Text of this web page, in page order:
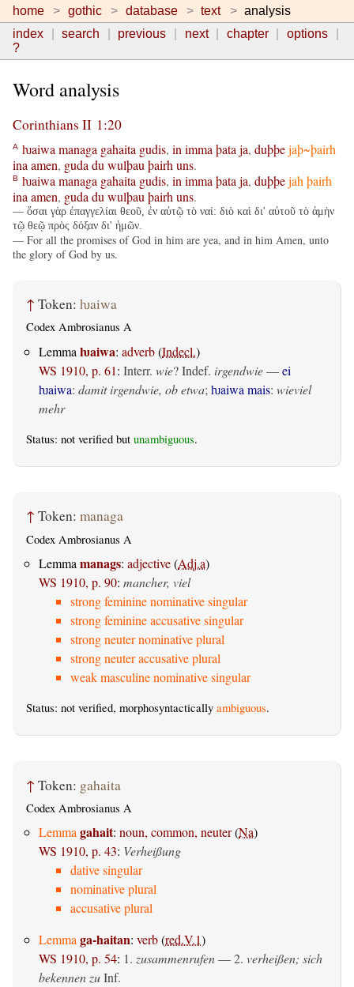
home gothic database text
analysis
index
search previous next chapter
options
?
Word analysis
Corinthians II 1:20
A ƕaiwa managa gahaita gudis, in imma þata ja, duþþejaþ~þairh
ina amen, guda du wulþau þairh uns.
B ƕaiwa managa gahaita gudis, in imma þata ja, duþþejah þairh
ina amen, guda du wulþau þairh uns.
— ὅσαι γὰρ ἐπαγγελίαι θεοῦ, ἐν αὐτῷ τὸ ναί: διὸ καὶ δι' αὐτοῦ τὸ ἀμὴν
τῷ θεῷ πρὸς δόξαν δι' ἡμῶν.
— For all the promises of God in him are yea, and in him Amen, unto
the glory of God by us.
↑ Token: ƕaiwa
Codex Ambrosianus A
Lemma ƕaiwa: adverb(Indecl.)
WS 1910, p. 61: Interr. wie? Indef. irgendwie—ei
ƕaiwa: damit irgendwie, ob etwa; ƕaiwa mais: wieviel
mehr
Status: not verified but unambiguous.
↑ Token: managa
Codex Ambrosianus A
Lemma manags: adjective(Adj.a)
WS 1910, p. 90: mancher, viel
strong feminine nominative singular
strong feminine accusative singular
strong neuter nominative plural
strong neuter accusative plural
weak masculine nominative singular
Status: not verified, morphosyntactically ambiguous.
↑ Token: gahaita
Codex Ambrosianus A
Lemmagahait: noun, common, neuter(Na)
WS 1910, p. 43: Verheißung
dative singular
nominative plural
accusative plural
Lemmaga-haitan: verb(red.V.1)
WS 1910, p. 54: 1. zusammenrufen— 2. verheißen; sich
bekennen zuInf.